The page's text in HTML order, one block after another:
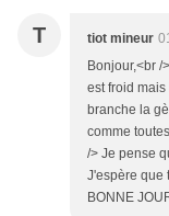
T tiot mineur
Bonjour,<br /
est froid
branche la
comme
/> Je pense
J'espère que
BONNE